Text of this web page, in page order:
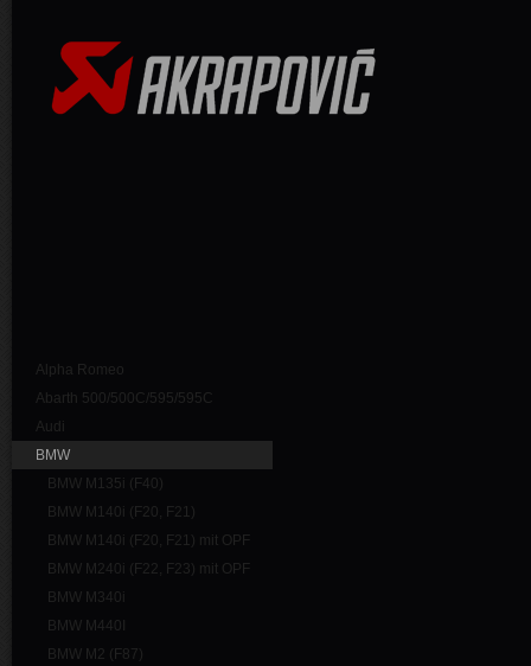
Alpha Romeo
Abarth 500/500C/595/595C
Audi
BMW
BMW M135i (F40)
BMW M140i (F20, F21)
BMW M140i (F20, F21) mit OPF
BMW M240i (F22, F23) mit OPF
BMW M340i
BMW M440I
BMW M2 (F87)